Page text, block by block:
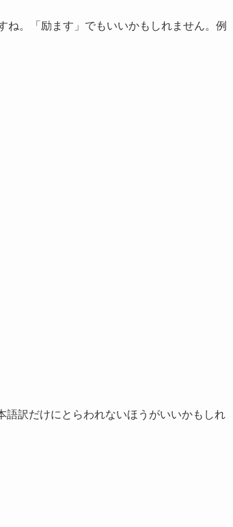
ね。「励ます」でもいいかもしれません。例
語訳だけにとらわれないほうがいいかもしれ